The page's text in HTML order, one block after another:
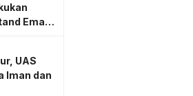
Emas
UAS
Iman dan